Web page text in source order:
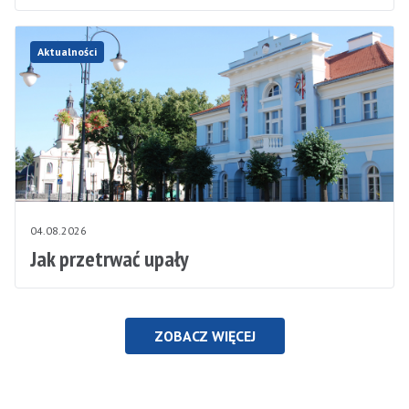
Aktualności
04.08.2026
Jak przetrwać upały
ZOBACZ WIĘCEJ